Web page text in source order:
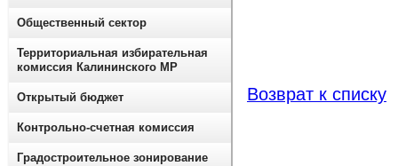
Возврат к списку
Общественный сектор
Территориальная избирательная
комиссия Калининского МР
Открытый бюджет
Контрольно-счетная комиссия
Градостроительное зонирование